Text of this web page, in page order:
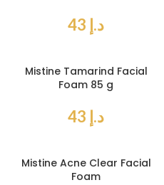
د.إ
Mistine Tamarind Facial
Foam 85 g
د.إ
Mistine Acne Clear Facial
Foam